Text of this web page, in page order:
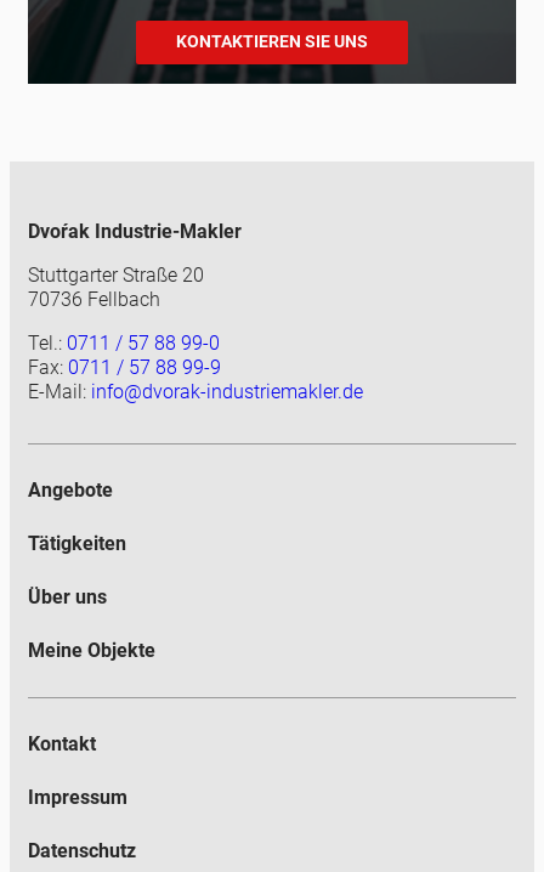
KONTAKTIEREN SIE UNS
Dvoŕak Industrie-Makler
Stuttgarter Straße 20
70736 Fellbach
Tel.: 0711 / 57 88 99-0
Fax: 0711 / 57 88 99-9
E-Mail: info@dvorak-industriemakler.de
Angebote
Tätigkeiten
Über uns
Meine Objekte
Kontakt
Impressum
Datenschutz